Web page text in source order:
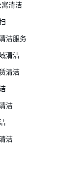
清洁
洁服务
清洁
清洁
洁
洁